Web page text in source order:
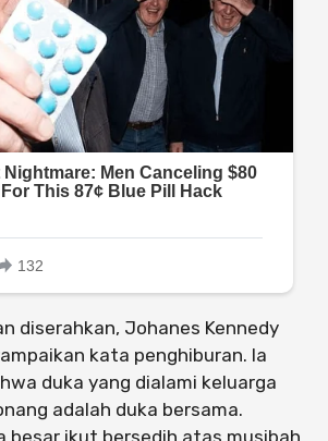
diserahkan, Johanes Kennedy
kata penghiburan. Ia
duka yang dialami keluarga
adalah duka bersama.